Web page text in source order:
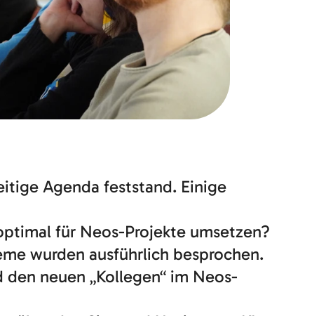
Agenda feststand. Einige
für Neos-Projekte umsetzen?
wurden ausführlich besprochen.
neuen „Kollegen“ im Neos-